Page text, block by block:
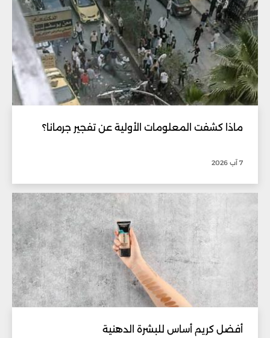
ماذا كشفت المعلومات الأولية عن تفجير جرمانا؟
7 آب 2026
أفضل كريم أساس للبشرة الدهنية